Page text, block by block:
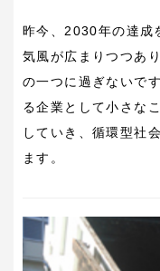
昨今、2030年の達成
気風が広まりつつあ
の一つに過ぎないで
る企業として小さな
していき、循環型社
ます。